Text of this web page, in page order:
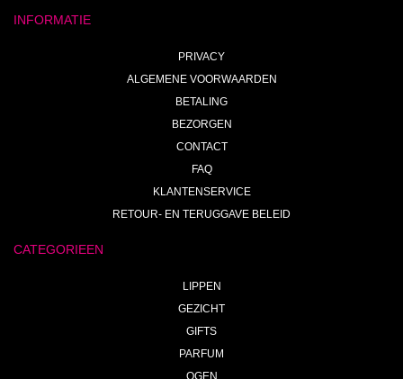
INFORMATIE
PRIVACY
ALGEMENE VOORWAARDEN
BETALING
BEZORGEN
CONTACT
FAQ
KLANTENSERVICE
RETOUR- EN TERUGGAVE BELEID
CATEGORIEEN
LIPPEN
GEZICHT
GIFTS
PARFUM
OGEN